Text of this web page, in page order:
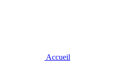
Accueil